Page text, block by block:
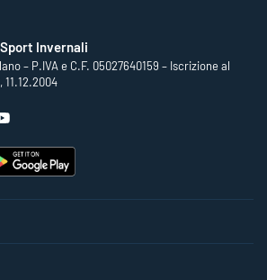
Invernali
– P.IVA e C.F. 05027640159 – Iscrizione al
11.12.2004